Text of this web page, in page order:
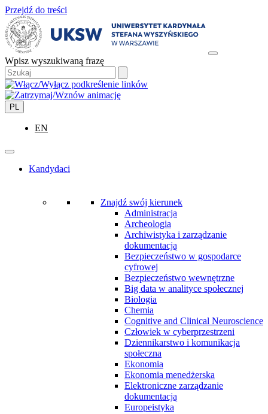
Przejdź do treści
Wpisz wyszukiwaną frazę
PL
EN
Kandydaci
Znajdź swój kierunek
Administracja
Archeologia
Archiwistyka i zarządzanie
dokumentacją
Bezpieczeństwo w gospodarce
cyfrowej
Bezpieczeństwo wewnętrzne
Big data w analityce społecznej
Biologia
Chemia
Cognitive and Clinical Neuroscience
Człowiek w cyberprzestrzeni
Dziennikarstwo i komunikacja
społeczna
Ekonomia
Ekonomia menedżerska
Elektroniczne zarządzanie
dokumentacją
Europeistyka